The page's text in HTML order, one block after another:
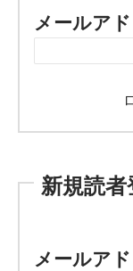
メールア
新規読
メールア